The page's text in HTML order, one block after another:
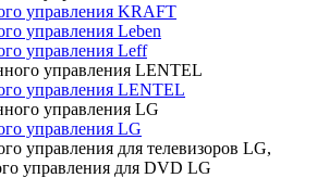
управления KRAFT
управления Leben
управления Leff
управления LENTEL
управления LG
управления для телевизоров LG,
управления для DVD LG